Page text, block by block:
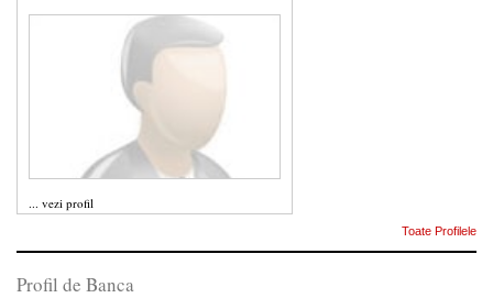
... vezi profil
Toate Profilele
Profil de Banca